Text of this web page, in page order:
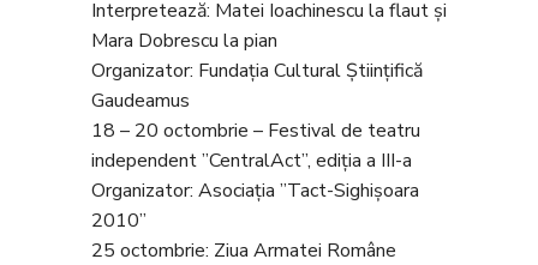
Interpretează: Matei Ioachinescu la flaut și
Mara Dobrescu la pian
Organizator: Fundația Cultural Științifică
Gaudeamus
18 – 20 octombrie – Festival de teatru
independent ”CentralAct”, ediția a III-a
Organizator: Asociația ”Tact-Sighișoara
2010”
25 octombrie: Ziua Armatei Române